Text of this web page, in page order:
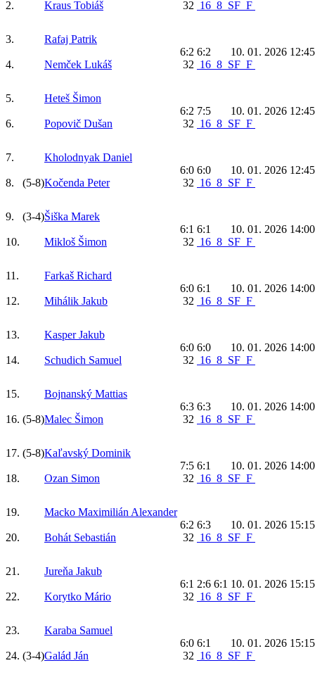
2. Kraus Tobiáš 32 16 8 SF F
3.
Rafaj Patrik
6:2 6:2
10. 01. 2026 12:45
4.
Nemček Lukáš 32 16 8 SF F
5.
Heteš Šimon
6:2 7:5
10. 01. 2026 12:45
6.
Popovič Dušan 32 16 8 SF F
7.
Kholodnyak Daniel
6:0 6:0
10. 01. 2026 12:45
8.
(5-8)Kočenda Peter 32 16 8 SF F
9. (3-4)Šiška Marek
6:1 6:1
10. 01. 2026 14:00
10.
Mikloš Šimon 32 16 8 SF F
11.
Farkaš Richard
6:0 6:1
10. 01. 2026 14:00
12.
Mihálik Jakub 32 16 8 SF F
13.
Kasper Jakub
6:0 6:0
10. 01. 2026 14:00
14.
Schudich Samuel 32 16 8 SF F
15.
Bojnanský Mattias
6:3 6:3
10. 01. 2026 14:00
16. (5-8)Malec Šimon 32 16 8 SF F
17. (5-8)Kaľavský Dominik
7:5 6:1
10. 01. 2026 14:00
18.
Ozan Simon 32 16 8 SF F
19.
Macko Maximilián Alexander
6:2 6:3
10. 01. 2026 15:15
20.
Bohát Sebastián 32 16 8 SF F
21.
Jureňa Jakub
6:1 2:6 6:1 10. 01. 2026 15:15
22.
Korytko Mário 32 16 8 SF F
23.
Karaba Samuel
6:0 6:1
10. 01. 2026 15:15
24. (3-4)Galád Ján 32 16 8 SF F